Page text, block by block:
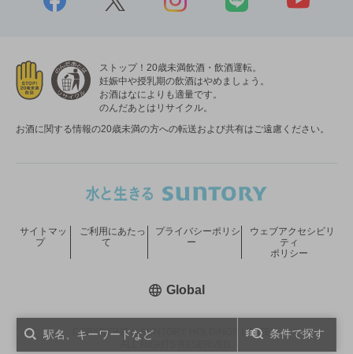
条件で探す
ストップ！20歳未満飲酒・飲酒運転。
妊娠中や授乳期の飲酒はやめましょう。
お酒はなによりも適量です。
のんだあとはリサイクル。
お酒に関する情報の20歳未満の方への転送および共有はご遠慮ください。
COPYRIGHT © SUNTORY HOLDINGS LIMITED.
サイトマッ
プ
ご利用にあたっ
て
プライバシーポリシ
ー
ウェブアクセシビリ
ティ
ポリシー
Global新しいウィンドウで開く